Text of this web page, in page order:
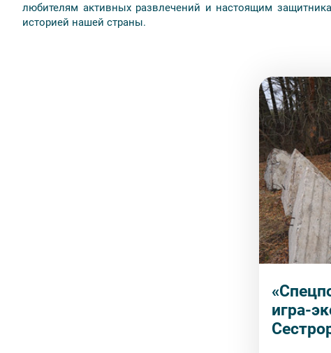
любителям активных развлечений и настоящим
историей нашей страны.
игра-